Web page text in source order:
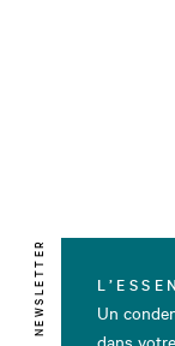
NEWSLETTER
Un
dans